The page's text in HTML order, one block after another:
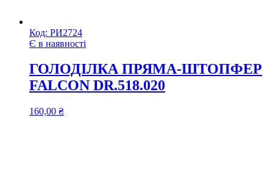
Код: РИ2724
Є в наявності
ГОЛОДІЛКА ПРЯМА-ШТОПФЕР
FALCON DR.518.020
160,00 ₴